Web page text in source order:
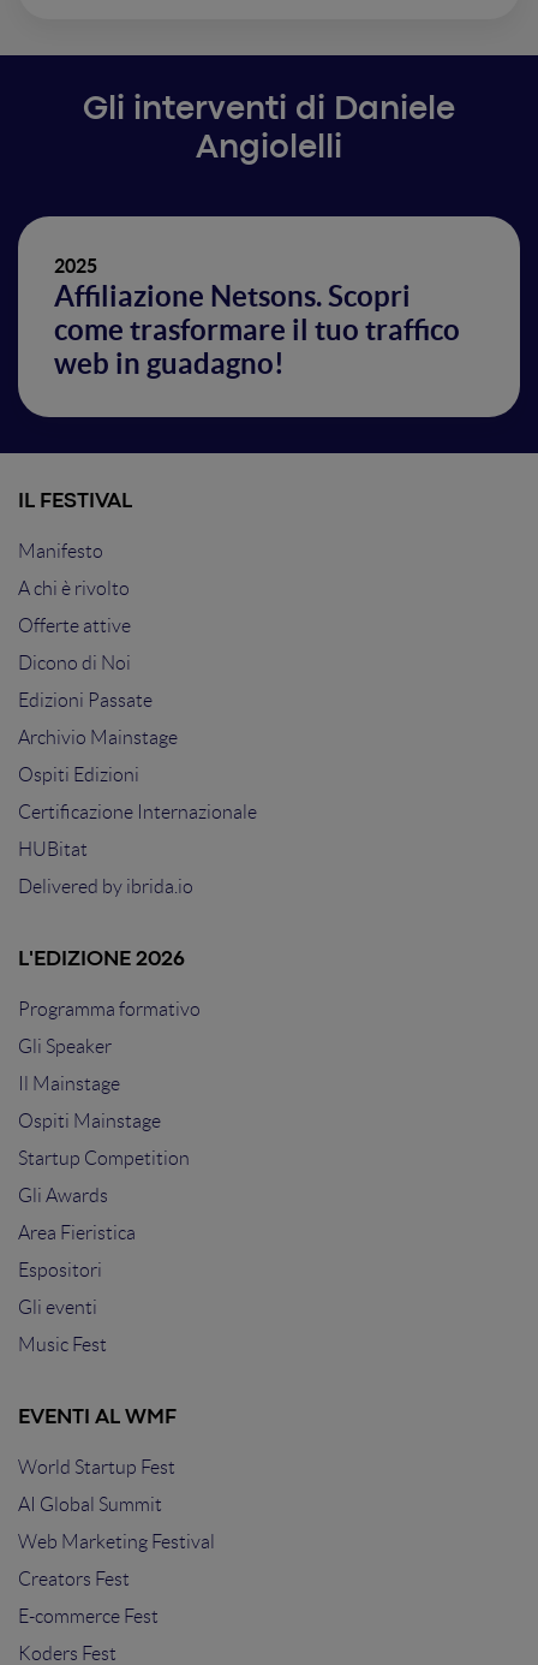
Gli interventi di Daniele
Angiolelli
2025
Affiliazione Netsons. Scopri
come trasformare il tuo traffico
web in guadagno!
IL FESTIVAL
Manifesto
A chi è rivolto
Offerte attive
Dicono di Noi
Edizioni Passate
Archivio Mainstage
Ospiti Edizioni
Certificazione Internazionale
HUBitat
Delivered by ibrida.io
L'EDIZIONE 2026
Programma formativo
Gli Speaker
Il Mainstage
Ospiti Mainstage
Startup Competition
Gli Awards
Area Fieristica
Espositori
Gli eventi
Music Fest
EVENTI AL WMF
World Startup Fest
AI Global Summit
Web Marketing Festival
Creators Fest
E-commerce Fest
Koders Fest